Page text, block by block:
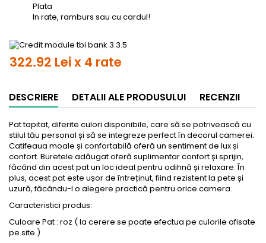
Plata
In rate, ramburs sau cu cardul!
322.92 Lei x 4 rate
DESCRIERE DETALII ALE PRODUSULUI RECENZII
Pattapitat, diferite culori disponibile, care să se potrivească cu
stilul tău personal și să se integreze perfectîn decorul camerei.
Catifeaua moale și confortabilă oferă un sentiment de lux și
confort. Buretele adăugat oferă suplimentar confort și sprijin,
făcând din acest pat un loc ideal pentru odihnă și relaxare. În
plus, acest pat este ușor de întreținut, fiind rezistent la pete și
uzură,făcându-l o alegere practică pentru orice camera.
Caracteristici produs:
Culoare Pat : roz ( la cerere se poate efectua pe culorile afisate
pe site )